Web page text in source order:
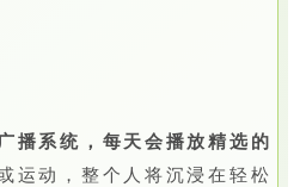
播系统，每天会播放精选的
运动，整个人将沉浸在轻松